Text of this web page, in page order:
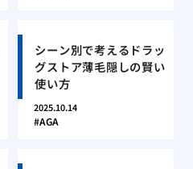
シーン別で考えるドラッ
グストア薄毛隠しの賢い
使い方
2025.10.14
AGA